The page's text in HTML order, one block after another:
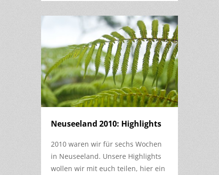
Neuseeland 2010: Highlights
2010 waren wir für sechs Wochen
in Neuseeland. Unsere Highlights
wollen wir mit euch teilen, hier ein